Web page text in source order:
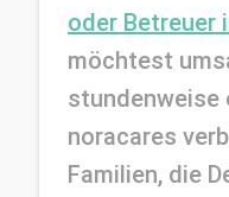
oder Betreuer
möchtest
noracares
Familien, die